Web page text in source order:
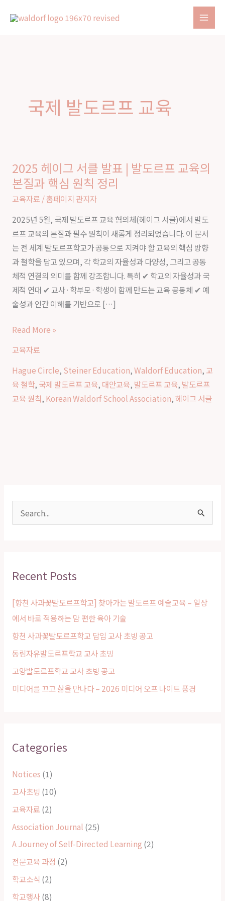
국제 발도르프 교육
2025 헤이그 서클 발표 | 발도르프 교육의
본질과 핵심 원칙 정리
교육자료/홈페이지 관지자
2025년 5월, 국제 발도르프 교육 협의체(헤이그 서클)에서 발도
르프 교육의 본질과 필수 원칙이 새롭게 정리되었습니다. 이 문서
는 전 세계 발도르프학교가 공통으로 지켜야 할 교육의 핵심 방향
과 철학을 담고 있으며, 각 학교의 자율성과 다양성, 그리고 공동
체적 연결의 의미를 함께 강조합니다. 특히 ✔ 학교의 자율성과 국
제적 연대 ✔ 교사·학부모·학생이 함께 만드는 교육 공동체 ✔ 예
술성과 인간 이해를 기반으로 […]
2025
헤
이
서
클
발
표
|
발
도
프
교
리
Read More »
교육자료
Hague Circle, Steiner Education,Waldorf Education, 교
육 철학, 국제 발도르프 교육, 대안교육, 발도르프 교육, 발도르프
교육 원칙, Korean Waldorf School Association,헤이그 서클
c
f
o
r
:
Recent Posts
[향천 사과꽃발도르프학교] 찾아가는 발도르프 예술교육 – 일상
에서 바로 적용하는 맘 편한 육아 기술
향천 사과꽃발도르프학교 담임 교사 초빙 공고
동림자유발도르프학교 교사 초빙
고양발도르프학교 교사 초빙 공고
미디어를 끄고 삶을 만나다 – 2026 미디어 오프 나이트 풍경
Categories
Notices (1)
교사초빙 (10)
교육자료(2)
Association Journal (25)
A Journey of Self-Directed Learning (2)
전문교육 과정 (2)
학교소식 (2)
학교행사(8)